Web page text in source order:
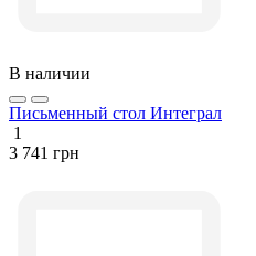
В наличии
Письменный стол Интеграл
1
3 741 грн